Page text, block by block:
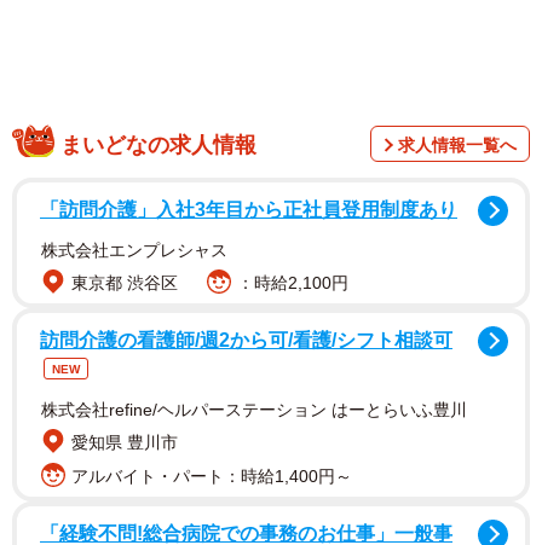
それでもその子猫は「シャー！」と威嚇しながら、よろよ
ろと逃げようとしていたといいます。
「こんな状態でこのまま放っておけば、死んでしまうと思
いました。怖い思いをした分、幸せにしてあげたいと強く
思ったのを覚えています」
郎」くんと名付けられました。普段は「まめたろ」くんと
いう愛称で呼ばれ、新たな猫生を歩み始めたのです。
預かり期間から始まった“試練の子猫時代”
まいどなの求人情報 求人情報一覧へ
「訪問介護」入社3年目から正社員登用制度あり
株式会社エンプレシャス
東京都 渋谷区
：時給2,100円
訪問介護の看護師/週2から可/看護/シフト相談可
NEW
株式会社refine/ヘルパーステーション はーとらいふ豊川
愛知県 豊川市
アルバイト・パート：時給1,400円～
「経験不問!総合病院での事務のお仕事」一般事